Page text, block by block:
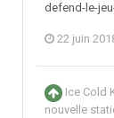
defend-le-
22 juin
Ice Cold
nouvelle